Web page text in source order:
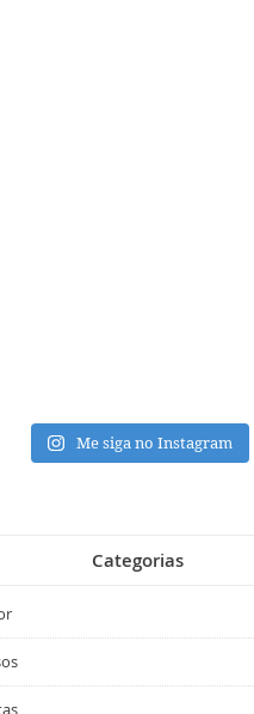
Me siga no Instagram
Categorias